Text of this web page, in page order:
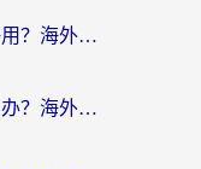
闪耀暖暖国外加速器有哪些好用？海外党亲测的国服游戏加速终极指南
在柬埔寨打不开梦幻西游怎么办？海外玩家国服游戏加速终极指南